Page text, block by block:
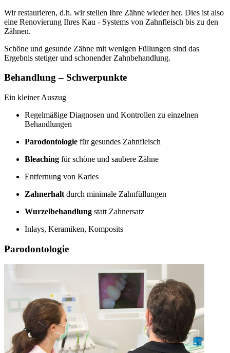
Wir restaurieren, d.h. wir stellen Ihre Zähne wieder her. Dies ist also
eine Renovierung Ihres Kau - Systems von Zahnfleisch bis zu den
Zähnen.
Schöne und gesunde Zähne mit wenigen Füllungen sind das
Ergebnis stetiger und schonender Zahnbehandlung.
Behandlung – Schwerpunkte
Ein kleiner Auszug
Regelmäßige Diagnosen und Kontrollen zu einzelnen
Behandlungen
Parodontologie für gesundes Zahnfleisch
Bleaching für schöne und saubere Zähne
Entfernung von Karies
Zahnerhalt durch minimale Zahnfüllungen
Wurzelbehandlung statt Zahnersatz
Inlays, Keramiken, Komposits
Parodontologie